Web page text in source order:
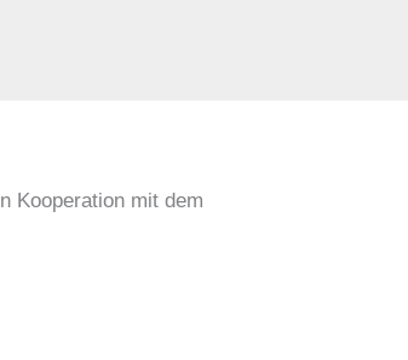
In Kooperation mit dem